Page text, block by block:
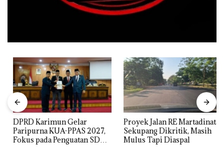
DPRD Karimun Gelar
Paripurna KUA-PPAS 2027,
Fokus pada Penguatan SDM,
Proyek Jalan RE Martadinata
Sekupang Dikritik, Masih
Mulus Tapi Diaspal